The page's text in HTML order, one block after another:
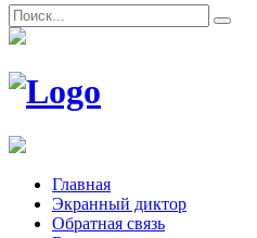
Главная
Экранный диктор
Обратная связь